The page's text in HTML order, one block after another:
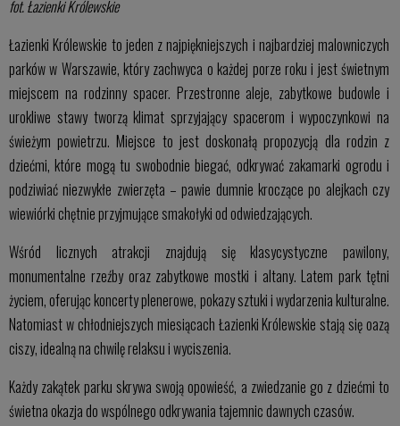
fot. Łazienki Królewskie
Łazienki Królewskie to jeden z najpiękniejszych i najbardziej malowniczych
parków w Warszawie, który zachwyca o każdej porze roku i jest świetnym
miejscem na rodzinny spacer. Przestronne aleje, zabytkowe budowle i
urokliwe stawy tworzą klimat sprzyjający spacerom i wypoczynkowi na
świeżym powietrzu. Miejsce to jest doskonałą propozycją dla rodzin z
dziećmi, które mogą tu swobodnie biegać, odkrywać zakamarki ogrodu i
podziwiać niezwykłe zwierzęta – pawie dumnie kroczące po alejkach czy
wiewiórki chętnie przyjmujące smakołyki od odwiedzających.
Wśród licznych atrakcji znajdują się klasycystyczne pawilony,
monumentalne rzeźby oraz zabytkowe mostki i altany. Latem park tętni
życiem, oferując koncerty plenerowe, pokazy sztuki i wydarzenia kulturalne.
Natomiast w chłodniejszych miesiącach Łazienki Królewskie stają się oazą
ciszy, idealną na chwilę relaksu i wyciszenia.
Każdy zakątek parku skrywa swoją opowieść, a zwiedzanie go z dziećmi to
świetna okazja do wspólnego odkrywania tajemnic dawnych czasów.